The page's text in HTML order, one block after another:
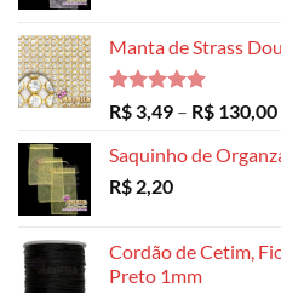
Manta de Strass
Avaliação
5.00
de 5
R$ 3,49 – R$ 130,00
Saquinho de
R$ 2,20
Cordão de Cetim,
Preto 1mm